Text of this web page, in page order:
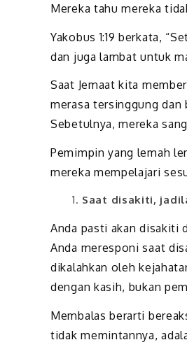
Mereka tahu mereka
Yakobus 1:19 berkata,
dan juga lambat untuk
Saat Jemaat kita
merasa tersinggung
Sebetulnya, mereka
Pemimpin yang lemah
mereka mempelajari
Saat disakiti,
Anda pasti akan disakiti
Anda meresponi saat
dikalahkan oleh
dengan kasih, bukan
Membalas berarti
tidak memintannya,